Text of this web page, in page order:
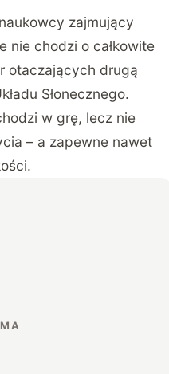
zajmujący
nie chodzi o całkowite
otaczających drugą
Słonecznego.
w grę, lecz nie
– a zapewne nawet